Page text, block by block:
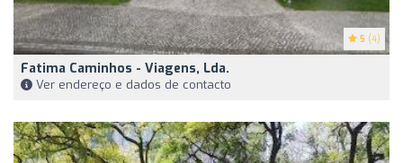
5 (4)
Fatima Caminhos - Viagens, Lda.
Ver endereço e dados de contacto